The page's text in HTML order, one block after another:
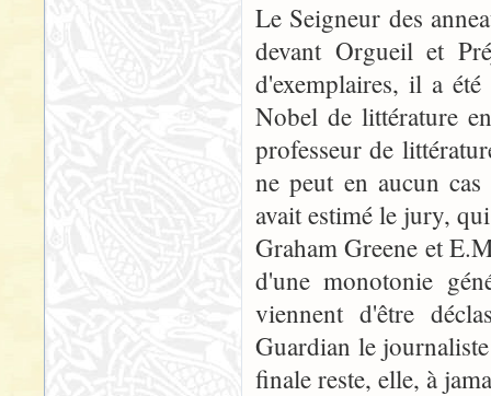
Le Seigneur des
devant Orgueil et
d'exemplaires, il a
Nobel de littérature
professeur de
ne peut en aucun
avait estimé le jury,
Graham Greene et
d'une monotonie
viennent d'être
Guardian le
finale reste, elle, à